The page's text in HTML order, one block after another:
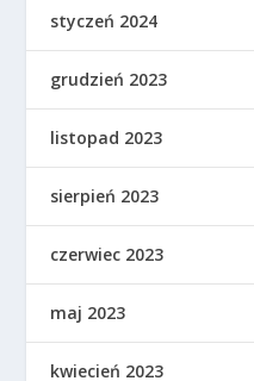
styczeń 2024
grudzień 2023
listopad 2023
sierpień 2023
czerwiec 2023
maj 2023
kwiecień 2023